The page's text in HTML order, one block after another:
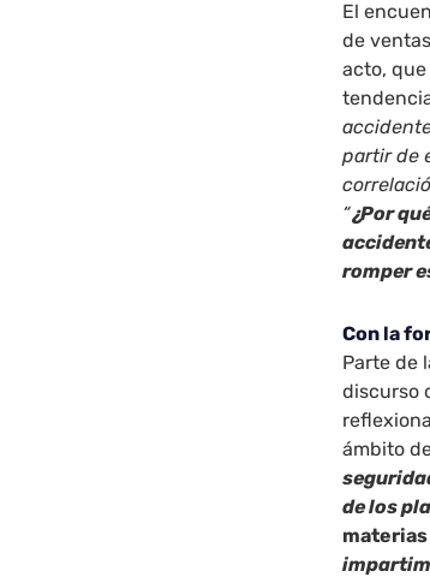
El
de
acto,
partir de
“¿Por
romper
Con la
Parte de
discurso
ámbito
de los
materias